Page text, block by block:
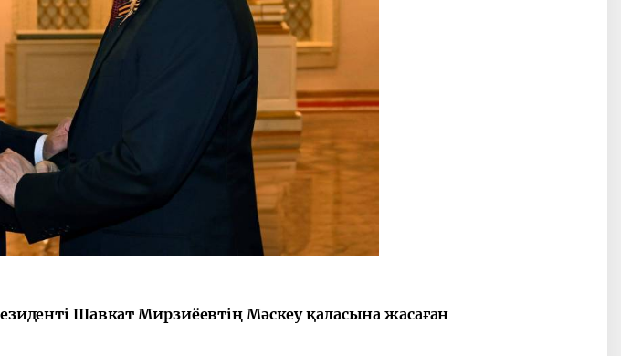
Шавкат Мирзиёевтің Мәскеу қаласына жасаған